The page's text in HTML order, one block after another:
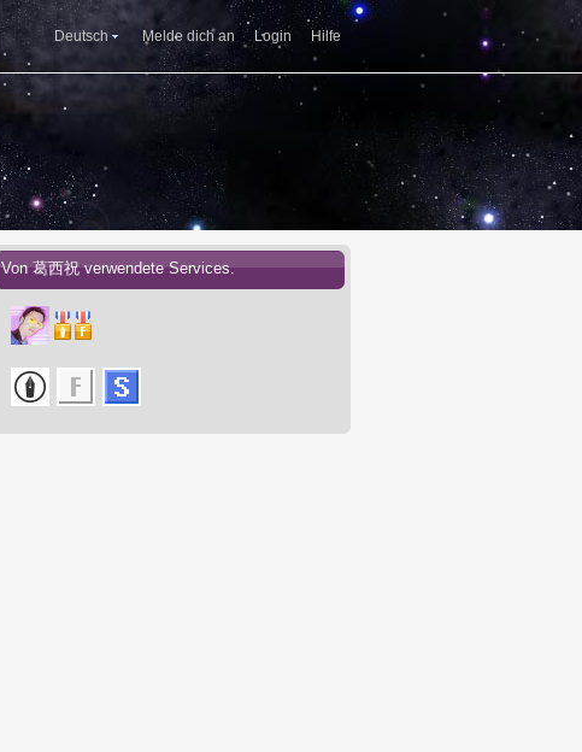
Deutsch Melde dich an Login Hilfe
Von 葛西祝 verwendete Services.